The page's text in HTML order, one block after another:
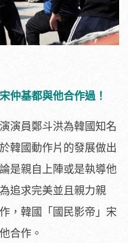
宋仲基都與他合作過！
演員鄭斗洪為韓國知名
韓國動作片的發展做出
是親自上陣或是執導他
追求完美並且親力親
，韓國「 國民影帝」宋
合作。